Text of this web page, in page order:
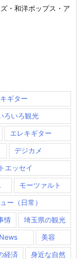
・和洋ポップス・ア
ギター
ろいろ観光
エレキギター
デジカメ
エッセイ
モーツァルト
ー（日常）
情 埼玉県の観光
美容
経済 身近な自然